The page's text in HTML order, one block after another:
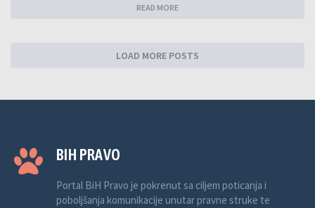
READ MORE
LOAD MORE POSTS
BIH PRAVO
Portal BiH Pravo je pokrenut sa ciljem poticanja i
poboljšanja komunikacije unutar pravne struke te